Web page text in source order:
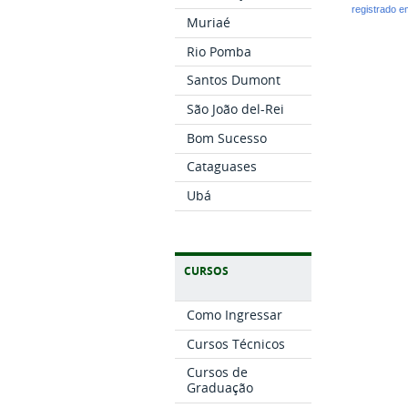
Muriaé
Rio Pomba
Santos Dumont
São João del-Rei
Bom Sucesso
Cataguases
Ubá
CURSOS
Como Ingressar
Cursos Técnicos
Cursos de
Graduação
registrado